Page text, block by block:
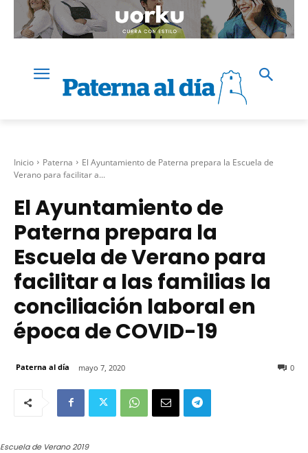
Inicio Paterna
El Ayuntamiento de Paterna prepara la Escuela de
Verano para facilitar a...
El Ayuntamiento de
Paterna prepara la
Escuela de Verano para
facilitar a las familias la
conciliación laboral en
época de COVID-19
Paterna al día mayo 7, 2020 0
Escuela de Verano 2019